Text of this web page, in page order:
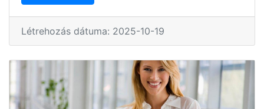
Létrehozás dátuma: 2025-10-19